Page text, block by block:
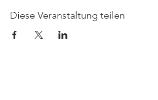
Diese Veranstaltung teilen